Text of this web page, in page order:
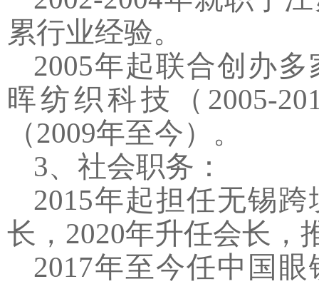
累行业经验。
2005年起联合创办
晖纺织科技（ 2005-
（2009年至今）。
3、社会职务：
2015年起担任无锡
长， 2020年升任会长，
2017年至今任中国